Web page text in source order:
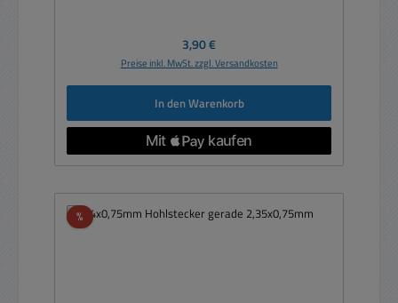
Regulärer Preis:
3,90 €
Preise inkl. MwSt. zzgl. Versandkosten
In den Warenkorb
%Rabatt